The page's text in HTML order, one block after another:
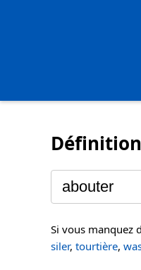
Si vous manquez
siler, tourtière,